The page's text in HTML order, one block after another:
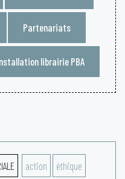
Partenariats
librairie PBA
action éthique